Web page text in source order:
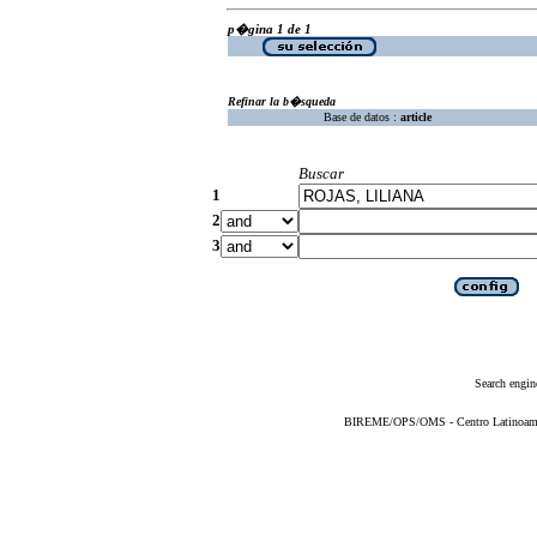
p�gina 1 de 1
Refinar la b�squeda
Base de datos : article
Buscar
1
2
3
Search
BIREME/OPS/OMS - Centro